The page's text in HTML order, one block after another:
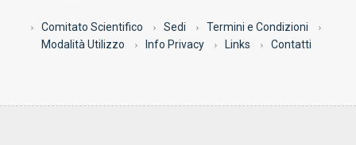
Comitato Scientifico Sedi
Termini e Condizioni
Modalità Utilizzo
Info Privacy Links Contatti